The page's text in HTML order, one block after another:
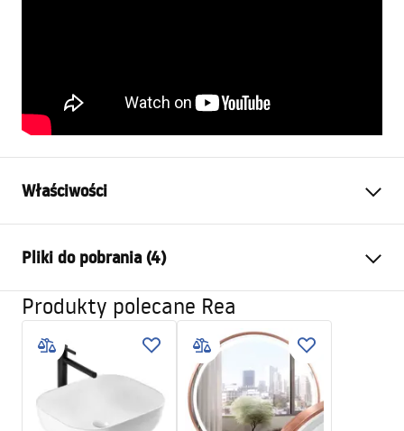
Właściwości
Sposób montażu:
Kolor:
Miedź szczotkowana
Rodzaj wylewki:
Stała
Materiał:
Mosiądz
Zasięg wylewki:
150mm
110mm
Pliki do pobrania (4)
Instrukcja montażu
Instrukcja_montazu_.pdf
Pielęgnacja produktu
Pielegnacja (1).pdf
Produkty polecane Rea